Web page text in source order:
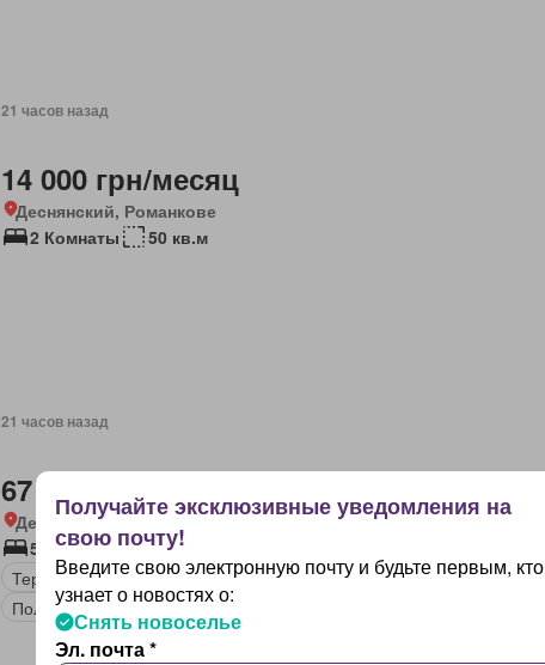
21 часов назад
14 000 грн/месяц
Деснянский, Романкове
2 Комнаты
50 кв.м
21 часов назад
67 150 грн/месяц
Деснянский, Романкове
5 Комнаты
150 кв.м
Терраса
оборудованная кухня Вода Электричество
Обогрев
Полностью меблирована
Введите свою электронную почту и будьте первым, кто
узнает о новостях о:
Снять новоселье
Эл. почта *